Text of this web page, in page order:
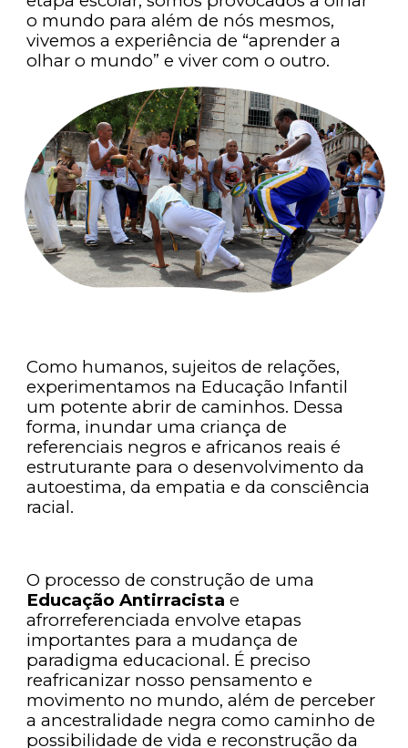
o mundo para além de nós mesmos,
vivemos a experiência de “aprender a
olhar o mundo” e viver com o outro.
Como humanos, sujeitos de relações,
experimentamos na Educação Infantil
um potente abrir de caminhos. Dessa
forma, inundar uma criança de
referenciais negros e africanos reais é
estruturante para o desenvolvimento da
autoestima, da empatia e da consciência
racial.
O processo de construção de uma
Educação Antirracista e
afrorreferenciada envolve etapas
importantes para a mudança de
paradigma educacional. É preciso
reafricanizar nosso pensamento e
movimento no mundo, além de perceber
a ancestralidade negra como caminho de
possibilidade de vida e reconstrução da